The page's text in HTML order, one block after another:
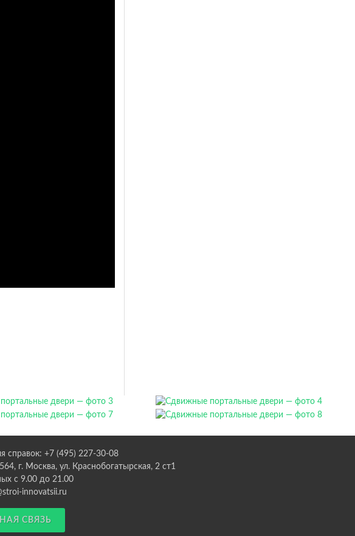
справок: +7 (495) 227-30-08
г. Москва, ул. Краснобогатырская, 2 ст1
с 9.00 до 21.00
innovatsii.ru
СВЯЗЬ